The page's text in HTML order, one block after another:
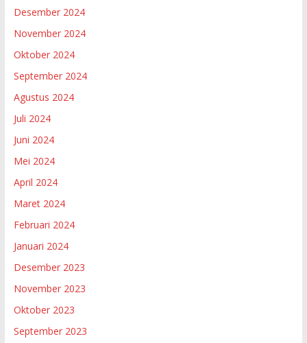
Desember 2024
November 2024
Oktober 2024
September 2024
Agustus 2024
Juli 2024
Juni 2024
Mei 2024
April 2024
Maret 2024
Februari 2024
Januari 2024
Desember 2023
November 2023
Oktober 2023
September 2023